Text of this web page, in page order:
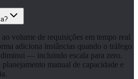
volume de requisições em tempo real
adiciona instâncias quando o tráfego
diminui — incluindo escala para zero.
manual de capacidade e